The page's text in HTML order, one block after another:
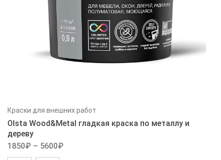
Краски для внешних работ
Olsta Wood&Metal гладкая краска по металлу и
дереву
1850₽ – 5600₽